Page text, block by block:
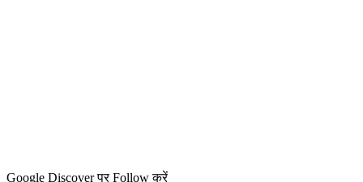
Google Discover पर Follow करें